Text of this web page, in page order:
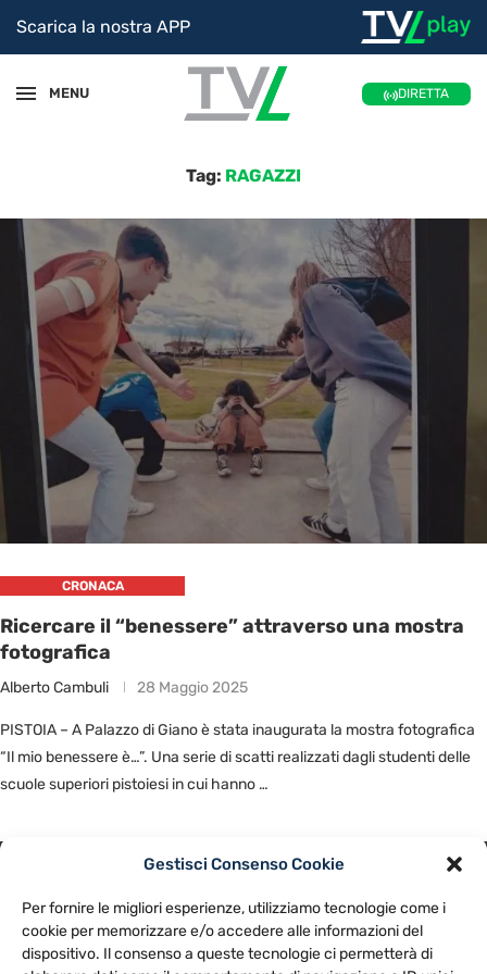
Gestisci Consenso Cookie
Per fornire le migliori esperienze, utilizziamo tecnologie come i
cookie per memorizzare e/o accedere alle informazioni del
dispositivo. Il consenso a queste tecnologie ci permetterà di
Scarica la nostra APP
MENU DIRETTA
Tag: RAGAZZI
CRONACA
Ricercare il “benessere” attraverso una mostra
fotografica
Alberto Cambuli 28 Maggio 2025
PISTOIA – A Palazzo di Giano è stata inaugurata la mostra fotografica
“Il mio benessere è…”. Una serie di scatti realizzati dagli studenti delle
scuole superiori pistoiesi in cui hanno …
NOTE LEGALI
CONTATTACI PREFERENZE